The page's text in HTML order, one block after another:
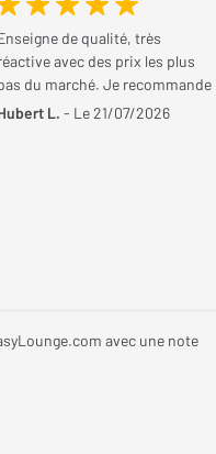
offre un branchement
en reliant idéalement les
amplificateur.
plaqués or 24 carats
à bien choisir.
AVIS
de qualité, très
avec des prix les plus
du marché. Je recommande
L. - Le 21/07/2026
avec une note